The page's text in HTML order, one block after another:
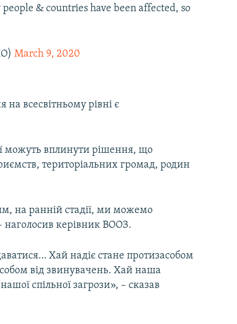
& countries have been affected, so
March 9, 2020
всесвітньому рівні є
можуть вплинути рішення, що
територіальних громад, родин
на ранній стадії, ми можемо
наголосив керівник ВООЗ.
Хай надіє стане протизасобом
від звинувачень. Хай наша
спільної загрози», – сказав